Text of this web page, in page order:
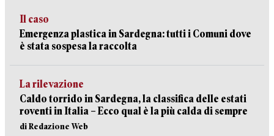
Il caso
Emergenza plastica in Sardegna: tutti i Comuni dove
è stata sospesa la raccolta
La rilevazione
Caldo torrido in Sardegna, la classifica delle estati
roventi in Italia – Ecco qual è la più calda di sempre
di Redazione Web